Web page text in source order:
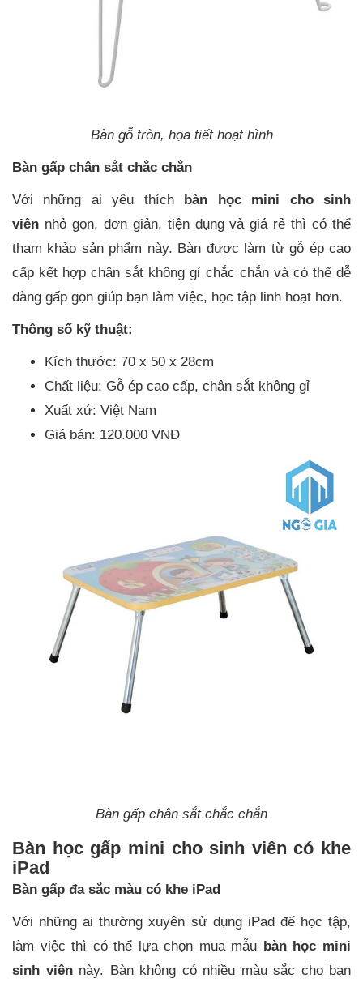
Bàn gỗ tròn, họa tiết hoạt hình
Bàn gấp chân sắt chắc chắn
Với những ai yêu thích bàn học mini cho sinh
viên nhỏ gọn, đơn giản, tiện dụng và giá rẻ thì có thể
tham khảo sản phẩm này. Bàn được làm từ gỗ ép cao
cấp kết hợp chân sắt không gỉ chắc chắn và có thể dễ
dàng gấp gọn giúp bạn làm việc, học tập linh hoạt hơn.
Thông số kỹ thuật:
Kích thước: 70 x 50 x 28cm
Chất liệu: Gỗ ép cao cấp, chân sắt không gỉ
Xuất xứ: Việt Nam
Giá bán: 120.000 VNĐ
Bàn gấp chân sắt chắc chắn
Bàn học gấp mini cho sinh viên có khe
iPad
Bàn gấp đa sắc màu có khe iPad
Với những ai thường xuyên sử dụng iPad để học tập,
làm việc thì có thể lựa chọn mua mẫu bàn học mini
sinh viênnày. Bàn không có nhiều màu sắc cho bạn